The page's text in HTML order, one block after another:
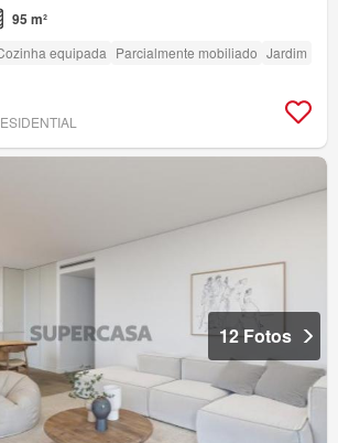
95 m²
equipada Parcialmente mobiliado Jardim
12 Fotos